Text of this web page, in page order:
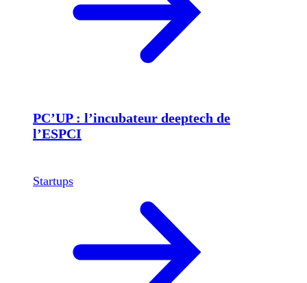
PC’UP : l’incubateur deeptech de
l’ESPCI
Startups